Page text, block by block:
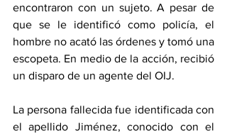
encontraron con un sujeto. A pesar de
que se le identificó como policía, el
hombre no acató las órdenes y tomó una
escopeta. En medio de la acción, recibió
un disparo de un agente del OIJ.
La persona fallecida fue identificada con
el apellido Jiménez, conocido con el